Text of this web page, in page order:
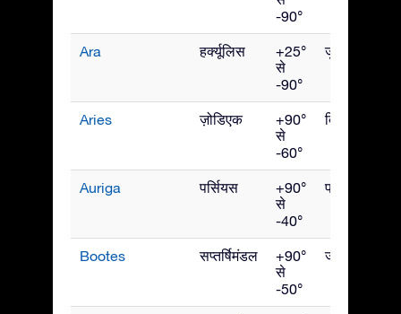
-90°
Ara हर्क्यूलिस
+25°
से
-90°
जुलाई
Aries ज़ोडिएक
+90°
से
-60°
दिसंबर
Auriga पर्सियस
+90°
से
-40°
फरवरी
Bootes सप्तर्षिमंडल
+90°
से
-50°
जून